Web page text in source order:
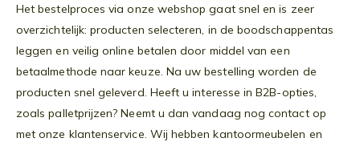
Het bestelproces via onze webshop gaat snel en is zeer
overzichtelijk: producten selecteren, in de boodschappentas
leggen en veilig online betalen door middel van een
betaalmethode naar keuze. Na uw bestelling worden de
producten snel geleverd. Heeft u interesse in B2B-opties,
zoals palletprijzen? Neemt u dan vandaag nog contact op
met onze klantenservice. Wij hebben kantoormeubelen en